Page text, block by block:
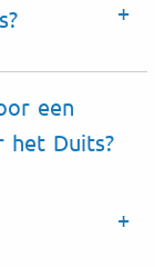
een
het Duits?